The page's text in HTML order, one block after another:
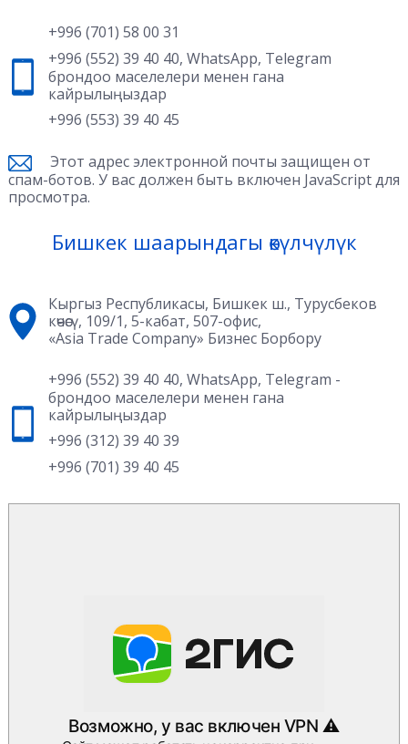
+996 (701) 58 00 31
+996 (552) 39 40 40, WhatsApp, Telegram
брондоо маселелери менен гана
кайрылыңыздар
+996 (553) 39 40 45
Этот адрес электронной почты защищен от
спам-ботов. У вас должен быть включен JavaScript для
просмотра.
Бишкек шаарындагы өкүлчүлүк
Кыргыз Республикасы, Бишкек ш., Турусбеков
көчөсү, 109/1, 5-кабат, 507-офис,
«Asia Trade Company» Бизнес Борбору
+996 (552) 39 40 40, WhatsApp, Telegram -
брондоо маселелери менен гана
кайрылыңыздар
+996 (312) 39 40 39
+996 (701) 39 40 45